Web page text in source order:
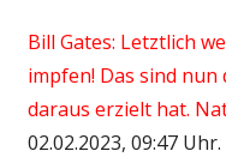
Bill Gates: Letztlich
impfen! Das sind nun
daraus erzielt hat.
02.02.2023, 09:47